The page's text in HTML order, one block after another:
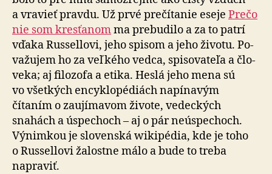
a vravieť pravdu. Už prvé pre­čí­tanie eseje Prečo
nie som kresťanomma pre­bu­dilo a za to patrí
vďaka Russellovi, jeho spisom a jeho životu. Po­
va­žujem ho za veľkého vedca, spi­so­va­teľa a člo­
veka; aj filo­zofa a etika. Heslá jeho mena sú
vo všetkých encyklo­pé­diách napínavým
čítaním o zau­jí­ma­vom živote, vedeckých
snahách a úspechoch – aj o pár neúspe­choch.
Výnimkou je slovenská wiki­pédia, kde je toho
o Russellovi žalostne málo a bude to treba
napraviť.